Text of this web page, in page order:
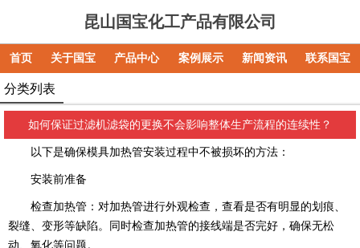
昆山国宝化工产品有限公司
首页 关于国宝 产品中心 案例展示 新闻资讯 联系国宝
分类列表
如何保证过滤机滤袋的更换不会影响整体生产流程的连续性？
以下是确保模具加热管安装过程中不被损坏的方法：
安装前准备
检查加热管：对加热管进行外观检查，查看是否有明显的划痕、
裂缝、变形等缺陷。同时检查加热管的接线端是否完好，确保无松
动、氧化等问题。